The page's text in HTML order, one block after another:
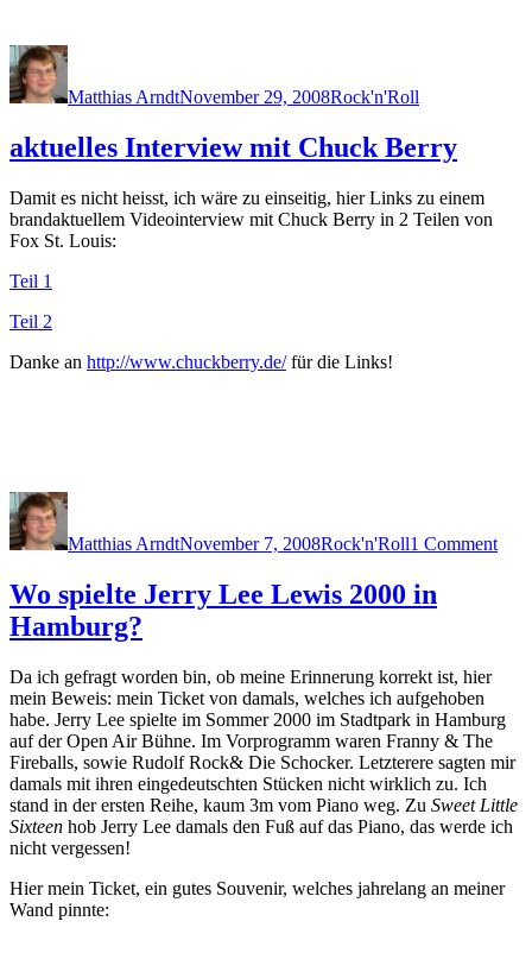
Author
Matthias ArndtNovember 29, 2008Rock'n'Roll
aktuelles Interview mit Chuck Berry
Damit es nicht heisst, ich wäre zu einseitig, hier Links zu einem
brandaktuellem Videointerview mit Chuck Berry in 2 Teilen von
Fox St. Louis:
Teil 1
Teil 2
Danke an http://www.chuckberry.de/für die Links!
Author
Matthias ArndtNovember 7, 2008Rock'n'Roll1 Comment
Wo spielte Jerry Lee Lewis 2000 in
Hamburg?
Da ich gefragt worden bin, ob meine Erinnerung korrekt ist, hier
mein Beweis: mein Ticket von damals, welches ich aufgehoben
habe. Jerry Lee spielte im Sommer 2000 im Stadtpark in Hamburg
auf der Open Air Bühne. Im Vorprogramm waren Franny & The
Fireballs, sowie Rudolf Rock& Die Schocker. Letzterere sagten mir
damals mit ihren eingedeutschten Stücken nicht wirklich zu. Ich
stand in der ersten Reihe, kaum 3m vom Piano weg. Zu Sweet Little
Sixteen hob Jerry Lee damals den Fuß auf das Piano, das werde ich
nicht vergessen!
Hier mein Ticket, ein gutes Souvenir, welches jahrelang an meiner
Wand pinnte: